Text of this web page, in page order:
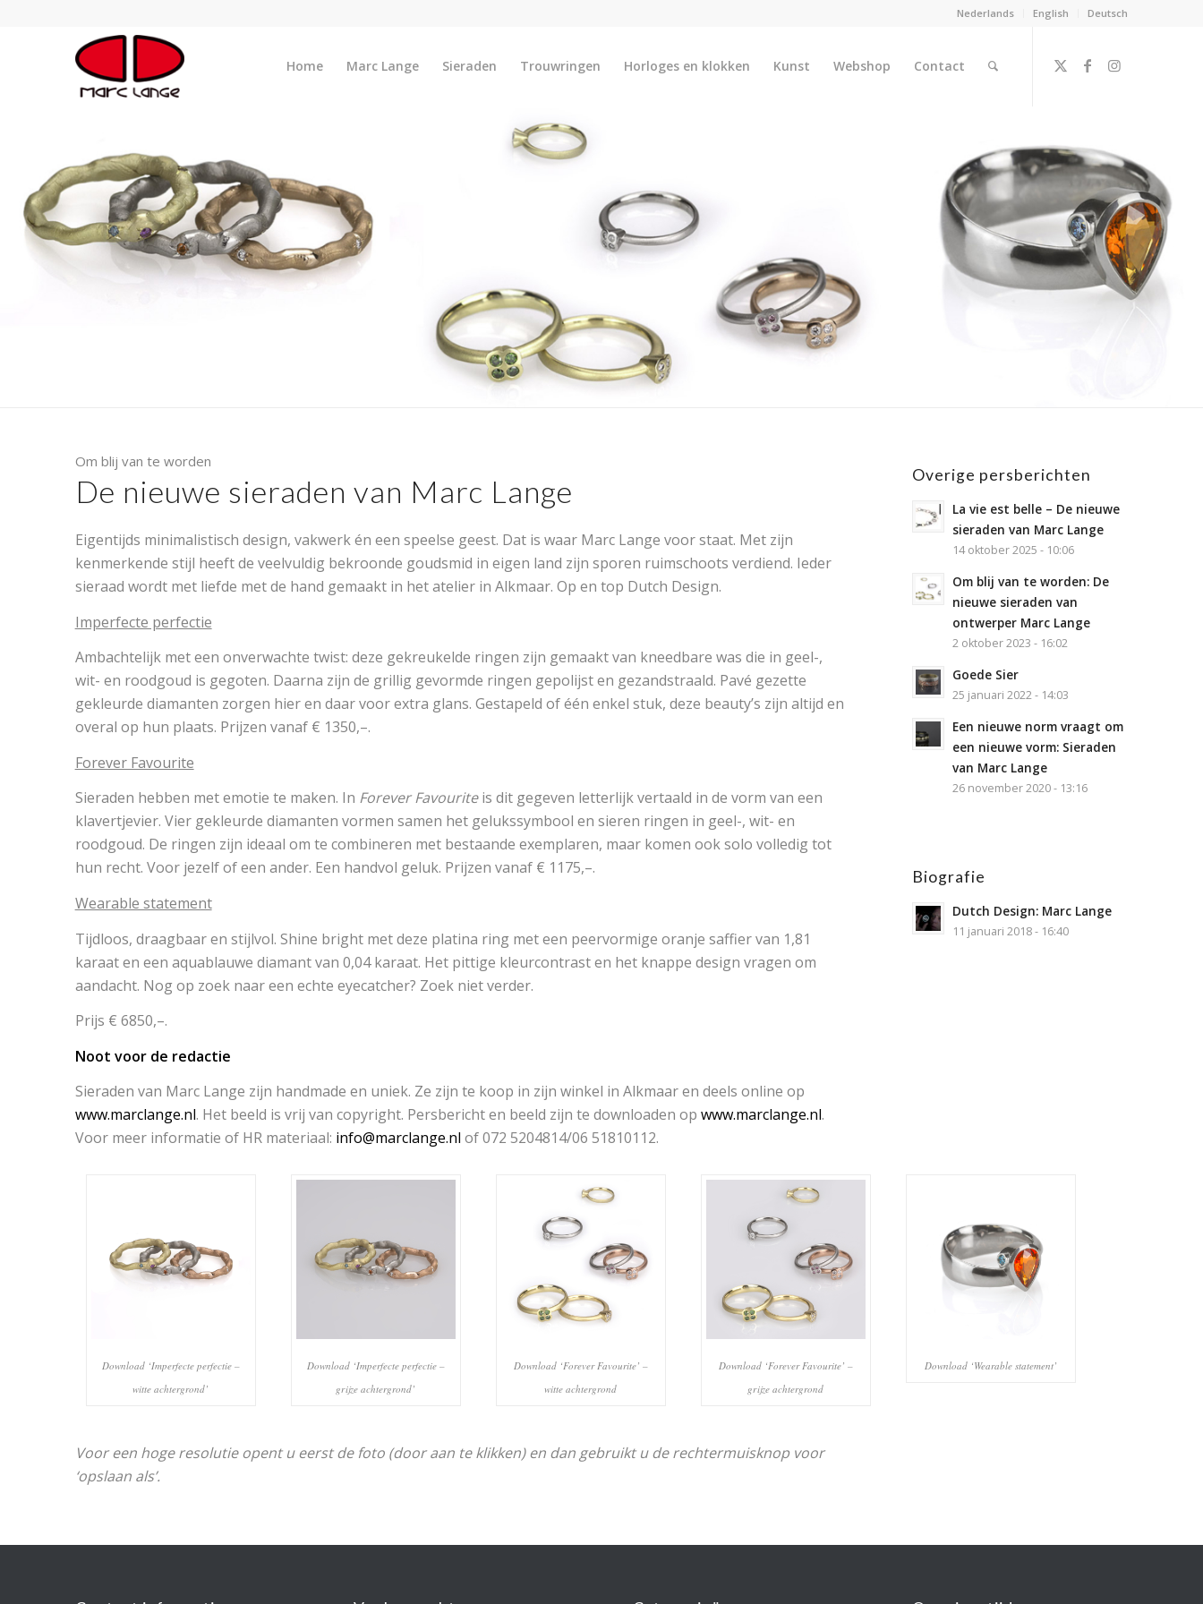
Nederlands English Deutsch
Home Marc Lange Sieraden Trouwringen Horloges en klokken Kunst Webshop Contact
Om blij van te worden
De nieuwe sieraden van Marc Lange
Eigentijds minimalistisch design, vakwerk én een speelse geest. Dat is waar Marc Lange voor staat. Met zijn
kenmerkende stijl heeft de veelvuldig bekroonde goudsmid in eigen land zijn sporen ruimschoots verdiend. Ieder
sieraad wordt met liefde met de hand gemaakt in het atelier in Alkmaar. Op en top Dutch Design.
Imperfecte perfectie
Ambachtelijk met een onverwachte twist: deze gekreukelde ringen zijn gemaakt van kneedbare was die in geel-,
wit- en roodgoud is gegoten. Daarna zijn de grillig gevormde ringen gepolijst en gezandstraald. Pavé gezette
gekleurde diamanten zorgen hier en daar voor extra glans. Gestapeld of één enkel stuk, deze beauty’s zijn altijd en
overal op hun plaats. Prijzen vanaf € 1350,–.
Forever Favourite
Sieraden hebben met emotie te maken. In Forever Favouriteis dit gegeven letterlijk vertaald in de vorm van een
klavertjevier. Vier gekleurde diamanten vormen samen het gelukssymbool en sieren ringen in geel-, wit- en
roodgoud. De ringen zijn ideaal om te combineren met bestaande exemplaren, maar komen ook solo volledig tot
hun recht. Voor jezelf of een ander. Een handvol geluk. Prijzen vanaf € 1175,–.
Wearable statement
Tijdloos, draagbaar en stijlvol. Shine bright met deze platina ring met een peervormige oranje saffier van 1,81
karaat en een aquablauwe diamant van 0,04 karaat. Het pittige kleurcontrast en het knappe design vragen om
aandacht. Nog op zoek naar een echte eyecatcher? Zoek niet verder.
Prijs € 6850,–.
Noot voor de redactie
Sieraden van Marc Lange zijn handmade en uniek. Ze zijn te koop in zijn winkel in Alkmaar en deels online op
www.marclange.nl. Het beeld is vrij van copyright. Persbericht en beeld zijn te downloaden op www.marclange.nl.
Voor meer informatie of HR materiaal: info@marclange.nl of 072 5204814/06 51810112.
Download ‘Imperfecte perfectie –
witte achtergrond’
Download ‘Imperfecte perfectie –
grijze achtergrond’
Download ‘Forever Favourite’ –
witte achtergrond
Download ‘Forever Favourite’ –
grijze achtergrond
Download ‘Wearable statement’
Voor een hoge resolutie opent u eerst de foto (door aan te klikken) en dan gebruikt u de rechtermuisknop voor
‘opslaan als’.
Overige persberichten
La vie est belle – De nieuwe
sieraden van Marc Lange
14 oktober 2025 - 10:06
Om blij van te worden: De
nieuwe sieraden van
ontwerper Marc Lange
2 oktober 2023 - 16:02
Goede Sier
25 januari 2022 - 14:03
Een nieuwe norm vraagt om
een nieuwe vorm: Sieraden
van Marc Lange
26 november 2020 - 13:16
Biografie
Dutch Design: Marc Lange
11 januari 2018 - 16:40